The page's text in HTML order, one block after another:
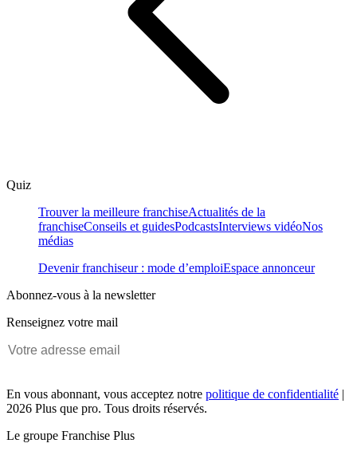
Quiz
Trouver la meilleure franchiseActualités de la
franchiseConseils et guidesPodcastsInterviews vidéoNos
médias
Devenir franchiseur : mode d’emploiEspace annonceur
Abonnez-vous à la newsletter
Renseignez votre mail
En vous abonnant, vous acceptez notre politique de confidentialité |
2026 Plus que pro. Tous droits réservés.
Le groupe Franchise Plus